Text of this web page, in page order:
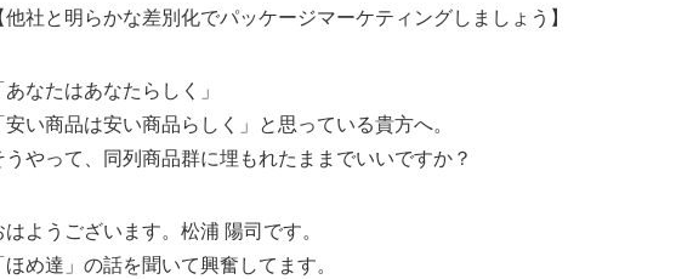
他社と明らかな差別化でパッケージマーケティングしましょう】
あなたはあなたらしく」
安い商品は安い商品らしく」と思っている貴方へ。
うやって、同列商品群に埋もれたままでいいですか？
はようございます。松浦 陽司です。
ほめ達」の話を聞いて興奮してます。